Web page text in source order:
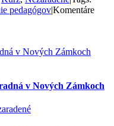
pedagógov|Komentáre
v Nových Zámkoch
v Nových Zámkoch